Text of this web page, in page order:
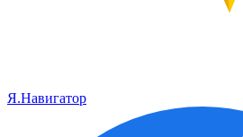
Я.Навигатор